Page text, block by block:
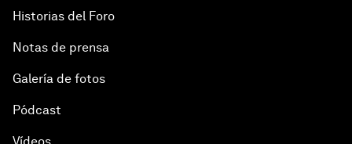
Historias del Foro
Notas de prensa
Galería de fotos
Pódcast